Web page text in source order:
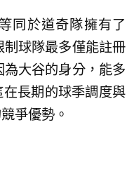
同於道奇隊擁有了
制球隊最多僅能註冊
大谷的身分，能多
長期的球季調度與
爭優勢。